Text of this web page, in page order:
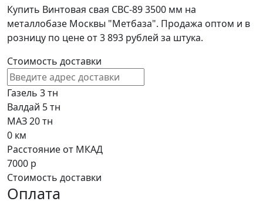
Купить Винтовая свая СВС-89 3500 мм на
металлобазе Москвы "Метбаза". Продажа оптом и в
розницу по цене от 3 893 рублей за штука.
Стоимость доставки
Газель 3 тн
Валдай 5 тн
МАЗ 20 тн
0 км
Расстояние от МКАД
7000 р
Стоимость доставки
Оплата